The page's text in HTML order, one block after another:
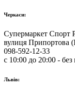
Черкаси:
Супермаркет Спорт
вулиця Припортова
098-592-12-33
с 10:00 до 20:00 -
Львів: